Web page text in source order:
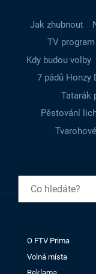
Jak zhubnout
TV program
Kdy budou volby
7 pádů Honzy
Tatarák
Pěstování
O FTV Prima
Volná místa